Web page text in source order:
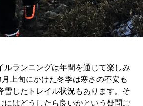
ルランニングは年間を通じて楽しみ
上旬にかけた冬季は寒さの不安も
雪したトレイル状況もあります。そ
にはどうしたら良いかという疑問ご